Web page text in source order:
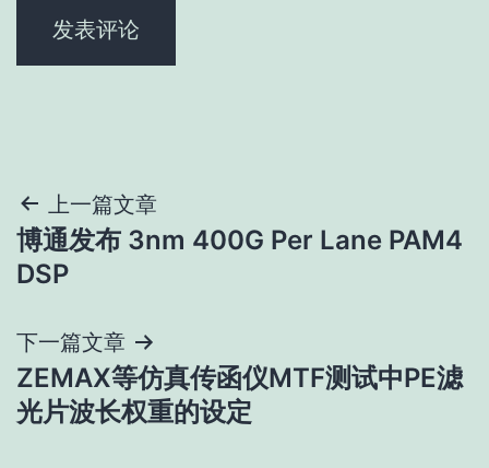
文
章
航
上一篇文章
博通发布 3nm 400G Per Lane PAM4
DSP
下一篇文章
ZEMAX等仿真传函仪MTF测试中PE滤
光片波长权重的设定